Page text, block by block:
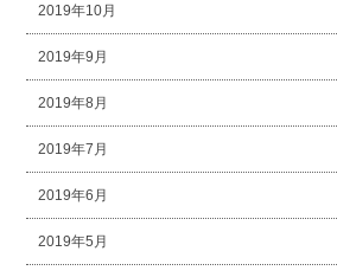
2019年10月
2019年9月
2019年8月
2019年7月
2019年6月
2019年5月